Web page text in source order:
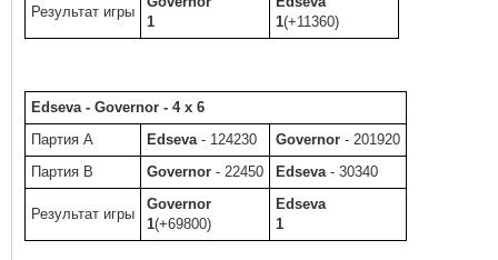
Результат игры
1
1(+11360)
Edseva - Governor - 4 x 6
Партия A
Edseva - 124230 Governor - 201920
Партия B
Governor - 22450 Edseva - 30340
Результат игры
Governor
1(+69800)
Edseva
1